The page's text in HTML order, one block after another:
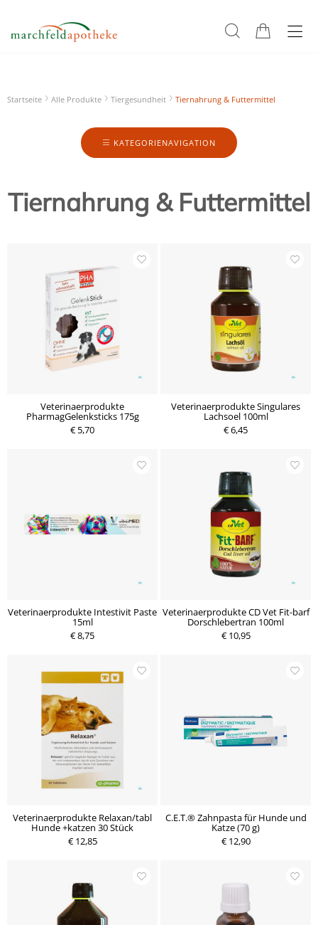
Startseite Alle Produkte Tiergesundheit Tiernahrung & Futtermittel
KATEGORIENAVIGATION
Tiernahrung & Futtermittel
Veterinaerprodukte
PharmagGelenksticks 175g
€ 5,70
Veterinaerprodukte Singulares
Lachsoel 100ml
€ 6,45
Veterinaerprodukte Intestivit Paste
15ml
€ 8,75
Veterinaerprodukte CD Vet Fit-barf
Dorschlebertran 100ml
€ 10,95
Veterinaerprodukte Relaxan/tabl
Hunde +katzen 30 Stück
€ 12,85
C.E.T.® Zahnpasta für Hunde und
Katze (70 g)
€ 12,90